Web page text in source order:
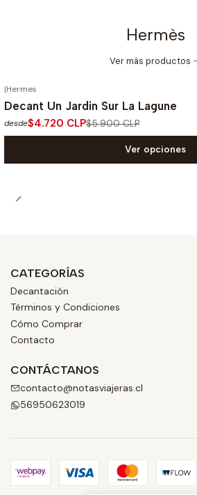
Hermès
Ver más productos
|Hermes
Decant Un Jardin Sur La Lagune
desde$4.720 CLP$5.900 CLP
Ver opciones
CATEGORÍAS
Decantación
Términos y Condiciones
Cómo Comprar
Contacto
CONTÁCTANOS
contacto@notasviajeras.cl
56950623019